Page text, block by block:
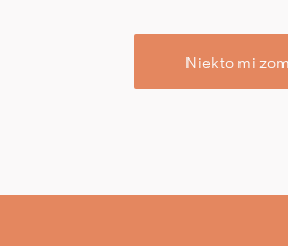
Niekto mi